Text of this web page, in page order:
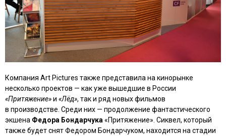
Компания Art Pictures также представила на кинорынке
несколько проектов — как уже вышедшие в России
«Притяжение»и «Лёд», так и ряд новых фильмов
в производстве. Среди них — продолжение фантастического
экшена Федора Бондарчука «Притяжение». Сиквел, который
также будет снят Федором Бондарчуком, находится на стадии